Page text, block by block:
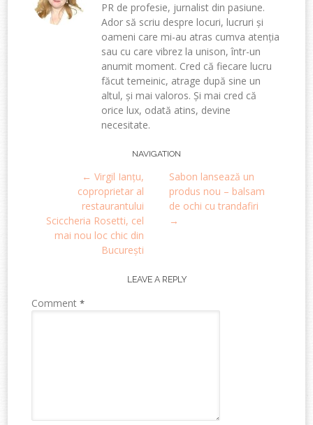
PR de profesie, jurnalist din pasiune.
Ador să scriu despre locuri, lucruri și
oameni care mi-au atras cumva atenția
sau cu care vibrez la unison, într-un
anumit moment. Cred că fiecare lucru
făcut temeinic, atrage după sine un
altul, și mai valoros. Și mai cred că
orice lux, odată atins, devine
necesitate.
navigation
NAVIGATION
← Virgil Ianțu,
coproprietar al
restaurantului
Sciccheria Rosetti, cel
mai nou loc chic din
București
Sabon lansează un
produs nou – balsam
de ochi cu trandafiri
→
LEAVE A REPLY
Comment*